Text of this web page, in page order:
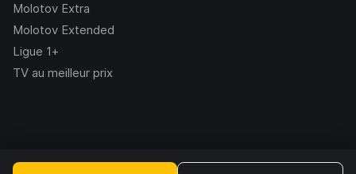
Molotov Extra
Molotov Extended
Ligue 1+
TV au meilleur prix
2.228.1